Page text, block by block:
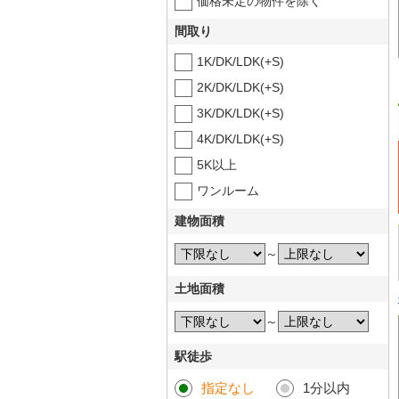
間取り
1K/DK/LDK(+S)
2K/DK/LDK(+S)
3K/DK/LDK(+S)
4K/DK/LDK(+S)
5K以上
ワンルーム
建物面積
～
土地面積
～
駅徒歩
指定なし 1分以内